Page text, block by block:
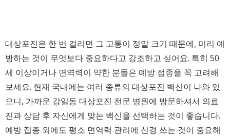
대상포진은 한 번 걸리면 그 고통이 정말 크기 때문에, 미리 예
방하는 것이 무엇보다 중요하다고 강조하고 싶어요. 특히 50
세 이상이거나 면역력이 약한 분들은 예방 접종을 꼭 고려해
보세요. 현재 국내에는 여러 종류의 대상포진 백신이 나와 있
으니, 가까운 강일동 대상포진 전문 병원에 방문하셔서 의료
진과 상담 후 자신에게 맞는 백신을 선택하는 것이 좋습니다.
예방 접종 외에도 평소 면역력 관리에 신경 쓰는 것이 중요해